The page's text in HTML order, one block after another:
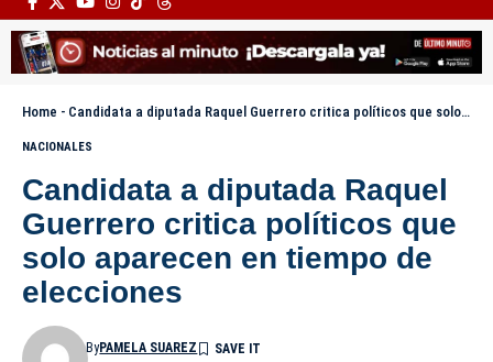
Home - Candidata a diputada Raquel Guerrero critica políticos que solo aparecen en tiempo de elecciones
NACIONALES
Candidata a diputada Raquel
Guerrero critica políticos que
solo aparecen en tiempo de
elecciones
ByPAMELA SUAREZ